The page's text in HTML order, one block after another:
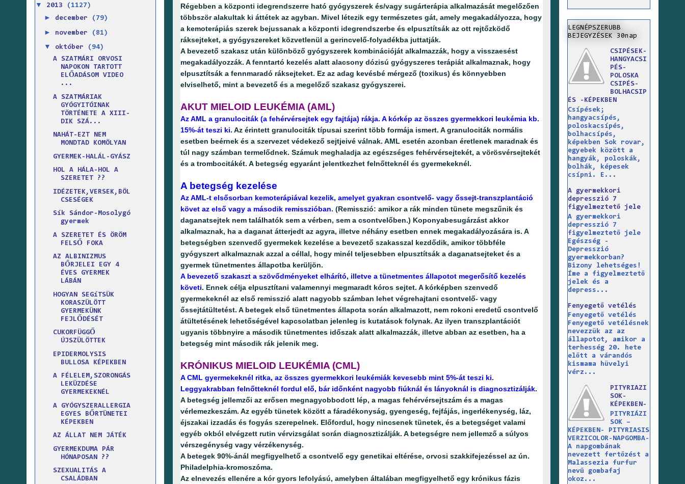
Régebben a központi idegrendszerre ható gyógyszerek és/vagy sugárterápia alkalmazását megelőzően
többször alakultak ki áttétek az agyban. Mivel létezik egy természetes gát, amely megakadályozza, hogy
a kemoterápiás szerek bejussanak a központi idegrendszerbe és elpusztítsák az ott rejtőzködő
ráksejteket, a gyógyszereket közvetlenül a gerincvelő-folyadékba juttatják.
A bevezető szakasz után különböző gyógyszerek kombinációját alkalmazzák, hogy a visszaesést
megakadályozzák. A fenntartó kezelés alatt alacsony dózisú gyógyszeres terápiát alkalmaznak, hogy
elpusztítsák a fennmaradó ráksejteket. Ez az adag kevésbé mérgező (toxikus) és könnyebben
elviselhető, mint a bevezető és a megelőző szakasz gyógyszerei.
AKUT MIELOID LEUKÉMIA (AML)
Az AML a granulociták (a fehérvérsejtek egy fajtája) rákja. A kórkép az összes gyermekkori leukémia kb.
15%-át teszi ki. Az érintett granulociták típusai szerint több formája ismert. A granulociták normális
esetben beérnek és a szervezet védekező sejtjeivé válnak. AML esetén azonban éretlenek maradnak és
túl nagy számban termelődnek. Számuk meghaladja az egészséges fehérvérsejtekét, a vörösvérsejtekét
és a trombocitákét. A betegség egyaránt jelentkezhet felnőtteknél és gyermekeknél.
A betegség kezelése
Az AML-t elsősorban kemoterápiával kezelik, amelyet gyakran csontvelő- vagy őssejt-transzplantáció
követ az első vagy a második remisszióban. (Remisszió: amikor a rák minden tünete megszűnik és
daganatsejtek nem találhatók sem a vérben, sem a csontvelőben.) Koponyabesugárzást akkor
alkalmaznak, ha a daganat átterjedt az agyra, illetve néhány esetben ennek megakadályozására is. A
betegségben szenvedő gyermekek kezelése a bevezető szakasszal kezdődik, amikor többféle
gyógyszert alkalmaznak azzal a céllal, hogy minél teljesebben elpusztítsák a daganatsejteket és a
gyermek tünetmentes állapotba kerüljön.
A bevezető szakaszt a szövődményeket elhárító, illetve a tünetmentes állapotot megerősítő kezelés
követi. Ennek célja elpusztítani valamennyi megmaradt kóros sejtet. A kórképben szenvedő
gyermekeknél az első remisszió alatt nagyobb számban lehet végrehajtani csontvelő- vagy
őssejtátültetést. A betegek első tünetmentes állapota során alkalmazott, nem rokoni eredetű csontvelő
átültetésének lehetőségével kapcsolatban jelenleg is kutatások folynak. Az ilyen transzplantációt
ugyanis többnyire a második tünetmentes időszak alatt alkalmazzák, illetve abban az esetben, ha a
betegség mint második rák jelenik meg.
KRÓNIKUS MIELOID LEUKÉMIA (CML)
A CML gyermekeknél ritka, az összes gyermekkori leukémiák kevesebb mint 5%-át teszi ki.
Leggyakrabban felnőtteknél fordul elő, bár időnként nagyobb fiúknál és lányoknál is diagnosztizálják.
A betegség jellemzői az erősen megnagyobbodott lép, a magas fehérvérsejtszám és a magas
vérlemezkeszám. Az egyéb tünetek között a fáradékonyság, gyengeség, fejfájás, ingerlékenység, láz,
éjszakai izzadás és fogyás szerepelnek. Előfordul, hogy nincsenek tünetek, és a betegséget valami
egyéb okból elvégzett rutin vérvizsgálat során diagnosztizálják. A betegségre nem jellemző a súlyos
vérszegénység vagy vérzékenység.
A betegek 90%-ánál megfigyelhető a csontvelő egy genetikai eltérése, orvosi szakkifejezéssel az ún.
Philadelphia-kromoszóma.
Az elnevezés ellenére a kór gyors lefolyású, amelyben általában megfigyelhető egy krónikus fázis
▼ 2013 (1127)
► december (79)
► november (81)
▼ október
(94)
A SZATMÁRI ORVOSI
NAPOKON TARTOTT
ELŐADÁSOM VIDEO
...
A SZATMÁRIAK
GYÓGYITÓINAK
TÖRTÉNETE A XIII-
DIK SZÁ...
NAHÁT-EZT NEM
MONDTAD KOMÖLYAN
GYERMEK-HALÁL-GYÁSZ
HOL A HÁLA-HOL A
SZERETET ??
IDÉZETEK,VERSEK,BÖL
CSESÉGEK
Sík Sándor-Mosolygó
gyermek
A SZERETET ÉS ÖRÖM
FELSŐ FOKA
AZ ALBINIZMUS
BŐRJELEI EGY 4
ÉVES GYERMEK
LÁBÁN
HOGYAN SEGíTSÜK
KORASZÜLÖTT
GYERMEKÜNK
FEJLŐDÉSÉT
CUKORFÜGGŐ
ÚJSZÜLÖTTEK
EPIDERMOLYSIS
BULLOSA KÉPEKBEN
A FÉLELEM,SZORONGÁS
LEKÜZDÉSE
GYERMEKEKNÉL
A GYÓGYSZERALLERGIA
EGYES BŐRTÜNETEI
KÉPEKBEN
AZ ÁLLAT NEM JÁTÉK
GYERMEKDUMA PÁR
HÓNAPOSAN ??
SZEXUALITÁS A
CSALÁDBAN
LEGNÉPSZERUBB
BEJEGYZÉSEK 30nap
CSIPÉSEK-
HANGYACSI
PÉS-
POLOSKA
CSIPÉS-
BOLHACSIP
ÉS -KÉPEKBEN
Csípések;
hangyacsípés,
poloskacsípés,
bolhacsípés,
képekben Sok rovar,
egyebek között a
hangyák, poloskák,
bolhák, képesek
csípni. E...
A gyermekkori
depresszió 7
figyelmeztető jele
A gyermekkori
depresszió 7
figyelmeztető jele
Egészség -
Depresszió
gyermekkorban?
Bizony lehetséges!
Íme a figyelmeztető
jelek és a
depress...
Fenyegető vetélés
Fenyegető vetélés
Fenyegető vetélésnek
nevezzük az az
állapotot, amikor a
terhesség 20. hete
előtt a várandós
kismama hüvelyi
vérz...
PITYRIAZI
SOK-
KÉPEKBEN-
PITYRIÁZI
SOK –
KÉPEKBEN- PITYRIASIS
VERZICOLOR-NAPGOMBA-
A napgombának
nevezett fertőzést a
Malassezia furfur
nevű gombafaj
okoz...